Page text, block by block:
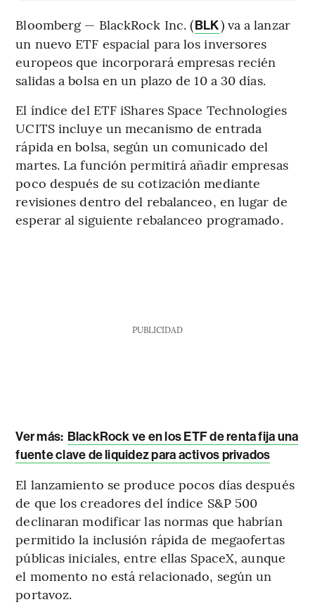
Bloomberg — BlackRock Inc. (BLK) va a lanzar
un nuevo ETF espacial para los inversores
europeos que incorporará empresas recién
salidas a bolsa en un plazo de 10 a 30 días.
El índice del ETF iShares Space Technologies
UCITS incluye un mecanismo de entrada
rápida en bolsa, según un comunicado del
martes. La función permitirá añadir empresas
poco después de su cotización mediante
revisiones dentro del rebalanceo, en lugar de
esperar al siguiente rebalanceo programado.
PUBLICIDAD
Ver más: BlackRock ve en los ETF de renta fija una
fuente clave de liquidez para activos privados
El lanzamiento se produce pocos días después
de que los creadores del índice S&P 500
declinaran modificar las normas que habrían
permitido la inclusión rápida de megaofertas
públicas iniciales, entre ellas SpaceX, aunque
el momento no está relacionado, según un
portavoz.